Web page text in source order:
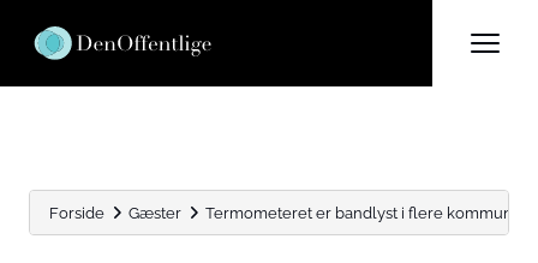
Forside Gæster Termometeret er bandlyst i flere kommuner: